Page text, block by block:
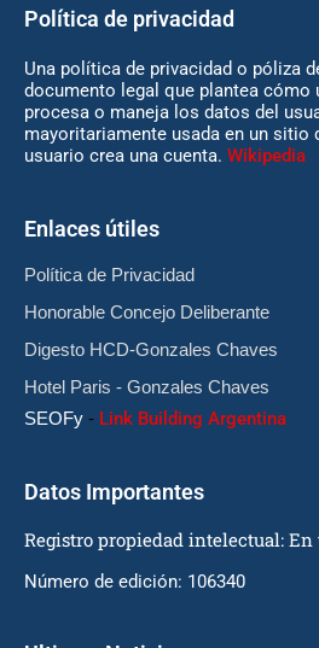
Política de privacidad
Una política de privacidad o póliza
documento legal que plantea cómo
procesa o maneja los datos del
mayoritariamente usada en un sitio
usuario crea una cuenta. Wikipedia
Enlaces útiles
Política de Privacidad
Honorable Concejo Deliberante
Digesto HCD-Gonzales Chaves
Hotel Paris - Gonzales Chaves
SEOFy - Link Building Argentina
Datos Importantes
Registro propiedad intelectual:
Número de edición: 106340